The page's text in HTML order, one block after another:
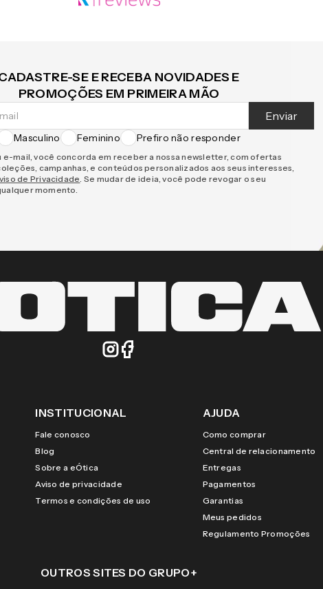
SE E RECEBA NOVIDADES E
PROMOÇÕES EM PRIMEIRA MÃO
Enviar
Masculino Feminino Prefiro não responder
e-mail, você concorda em receber a nossa newsletter, com ofertas
campanhas, e conteúdos personalizados aos seus interesses,
de Privacidade. Se mudar de ideia, você pode revogar o seu
momento.
INSTITUCIONAL
Fale conosco
Blog
Sobre a eÓtica
Aviso de privacidade
Termos e condições de uso
AJUDA
Como comprar
Central de relacionamento
Entregas
Pagamentos
Garantias
Meus pedidos
Regulamento Promoções
OUTROS SITES DO GRUPO+